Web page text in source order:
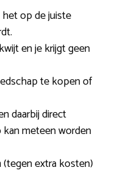
op de juiste
en je krijgt geen
te kopen of
daarbij direct
meteen worden
extra kosten)